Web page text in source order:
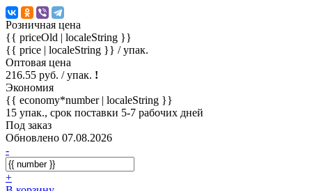
Розничная цена
{{ priceOld | localeString }}
{{ price | localeString }} / упак.
Оптовая цена
216.55 руб. / упак. !
Экономия
{{ economy*number | localeString }}
15 упак., срок поставки 5-7 рабочих дней
Под заказ
Обновлено 07.08.2026
-
+